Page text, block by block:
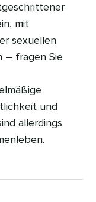
mit
sexuellen
– fragen Sie
und
allerdings